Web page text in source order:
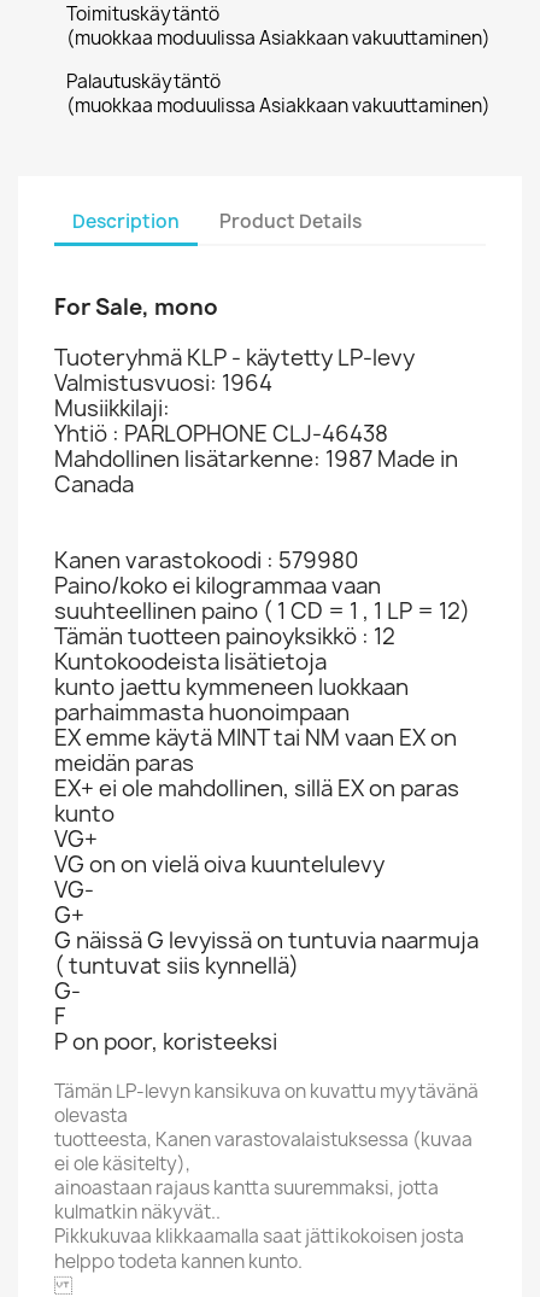
Toimituskäytäntö
(muokkaa moduulissa Asiakkaan vakuuttaminen)
Palautuskäytäntö
(muokkaa moduulissa Asiakkaan vakuuttaminen)
Description Product Details
For Sale, mono
Tuoteryhmä KLP - käytetty LP-levy
Valmistusvuosi: 1964
Musiikkilaji:
Yhtiö : PARLOPHONE CLJ-46438
Mahdollinen lisätarkenne: 1987 Made in
Canada
Kanen varastokoodi : 579980
Paino/koko ei kilogrammaa vaan
suuhteellinen paino ( 1 CD = 1 , 1 LP = 12)
Tämän tuotteen painoyksikkö : 12
Kuntokoodeista lisätietoja
kunto jaettu kymmeneen luokkaan
parhaimmasta huonoimpaan
EX emme käytä MINT tai NM vaan EX on
meidän paras
EX+ ei ole mahdollinen, sillä EX on paras
kunto
VG+
VG on on vielä oiva kuuntelulevy
VG-
G+
G näissä G levyissä on tuntuvia naarmuja
( tuntuvat siis kynnellä)
G-
F
P on poor, koristeeksi
Tämän LP-levyn kansikuva on kuvattu myytävänä
olevasta
tuotteesta, Kanen varastovalaistuksessa (kuvaa
ei ole käsitelty),
ainoastaan rajaus kantta suuremmaksi, jotta
kulmatkin näkyvät..
Pikkukuvaa klikkaamalla saat jättikokoisen josta
helppo todeta kannen kunto.